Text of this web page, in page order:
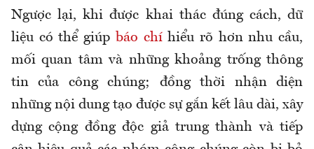
Ngược lại, khi được khai thác đúng cách, dữ
liệu có thể giúp báo chíhiểu rõ hơn nhu cầu,
mối quan tâm và những khoảng trống thông
tin của công chúng; đồng thời nhận diện
những nội dung tạo được sự gắn kết lâu dài, xây
dựng cộng đồng độc giả trung thành và tiếp